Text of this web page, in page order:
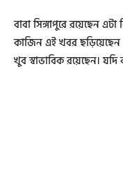
বাবা সিঙ্গাপুরে রয়েছেন
কাজিন এই খবর ছড়িয়েছেন
খুব স্বাভাবিক রয়েছেন।